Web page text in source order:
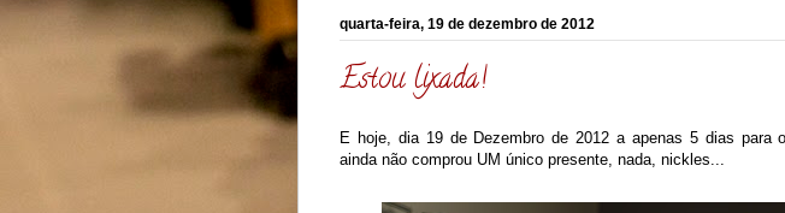
quarta-feira, 19 de dezembro de 2012
Estou lixada!
E hoje, dia 19 de Dezembro de 2012 a apenas 5 dias para
ainda não comprou UM único presente, nada, nickles...